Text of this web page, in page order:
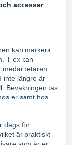
accesser
kan markera
T ex kan
medarbetaren
inte längre är
Bevakningen tas
er samt hos
dags för
är praktiskt
som är er